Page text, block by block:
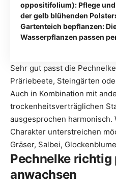
oppositifolium): Pflege
der gelb blühenden
Gartenteich bepflanzen:
Wasserpflanzen passen
Sehr gut passt die
Präriebeete, Steingärten
Auch in Kombination mit
trockenheitsverträglichen
ausgesprochen harmonisch.
Charakter unterstreichen
Gräser, Salbei,
Pechnelke
anwachsen